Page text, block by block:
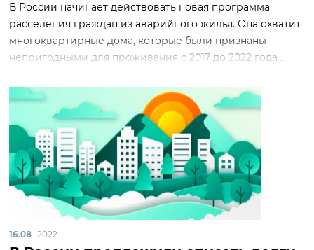
В России начинает действовать новая программа
расселения граждан из аварийного жилья. Она охватит
многоквартирные дома, которые были признаны
непригодными для проживания с 2017 до 2022 года...
16.08 2022